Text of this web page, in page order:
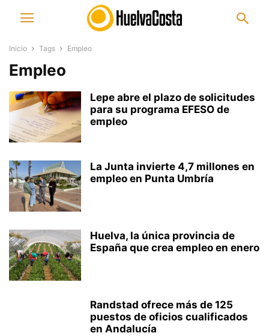
Inicio Tags Empleo
Empleo
Lepe abre el plazo de solicitudes
para su programa EFESO de
empleo
La Junta invierte 4,7 millones en
empleo en Punta Umbría
Huelva, la única provincia de
España que crea empleo en enero
Randstad ofrece más de 125
puestos de oficios cualificados
en Andalucía